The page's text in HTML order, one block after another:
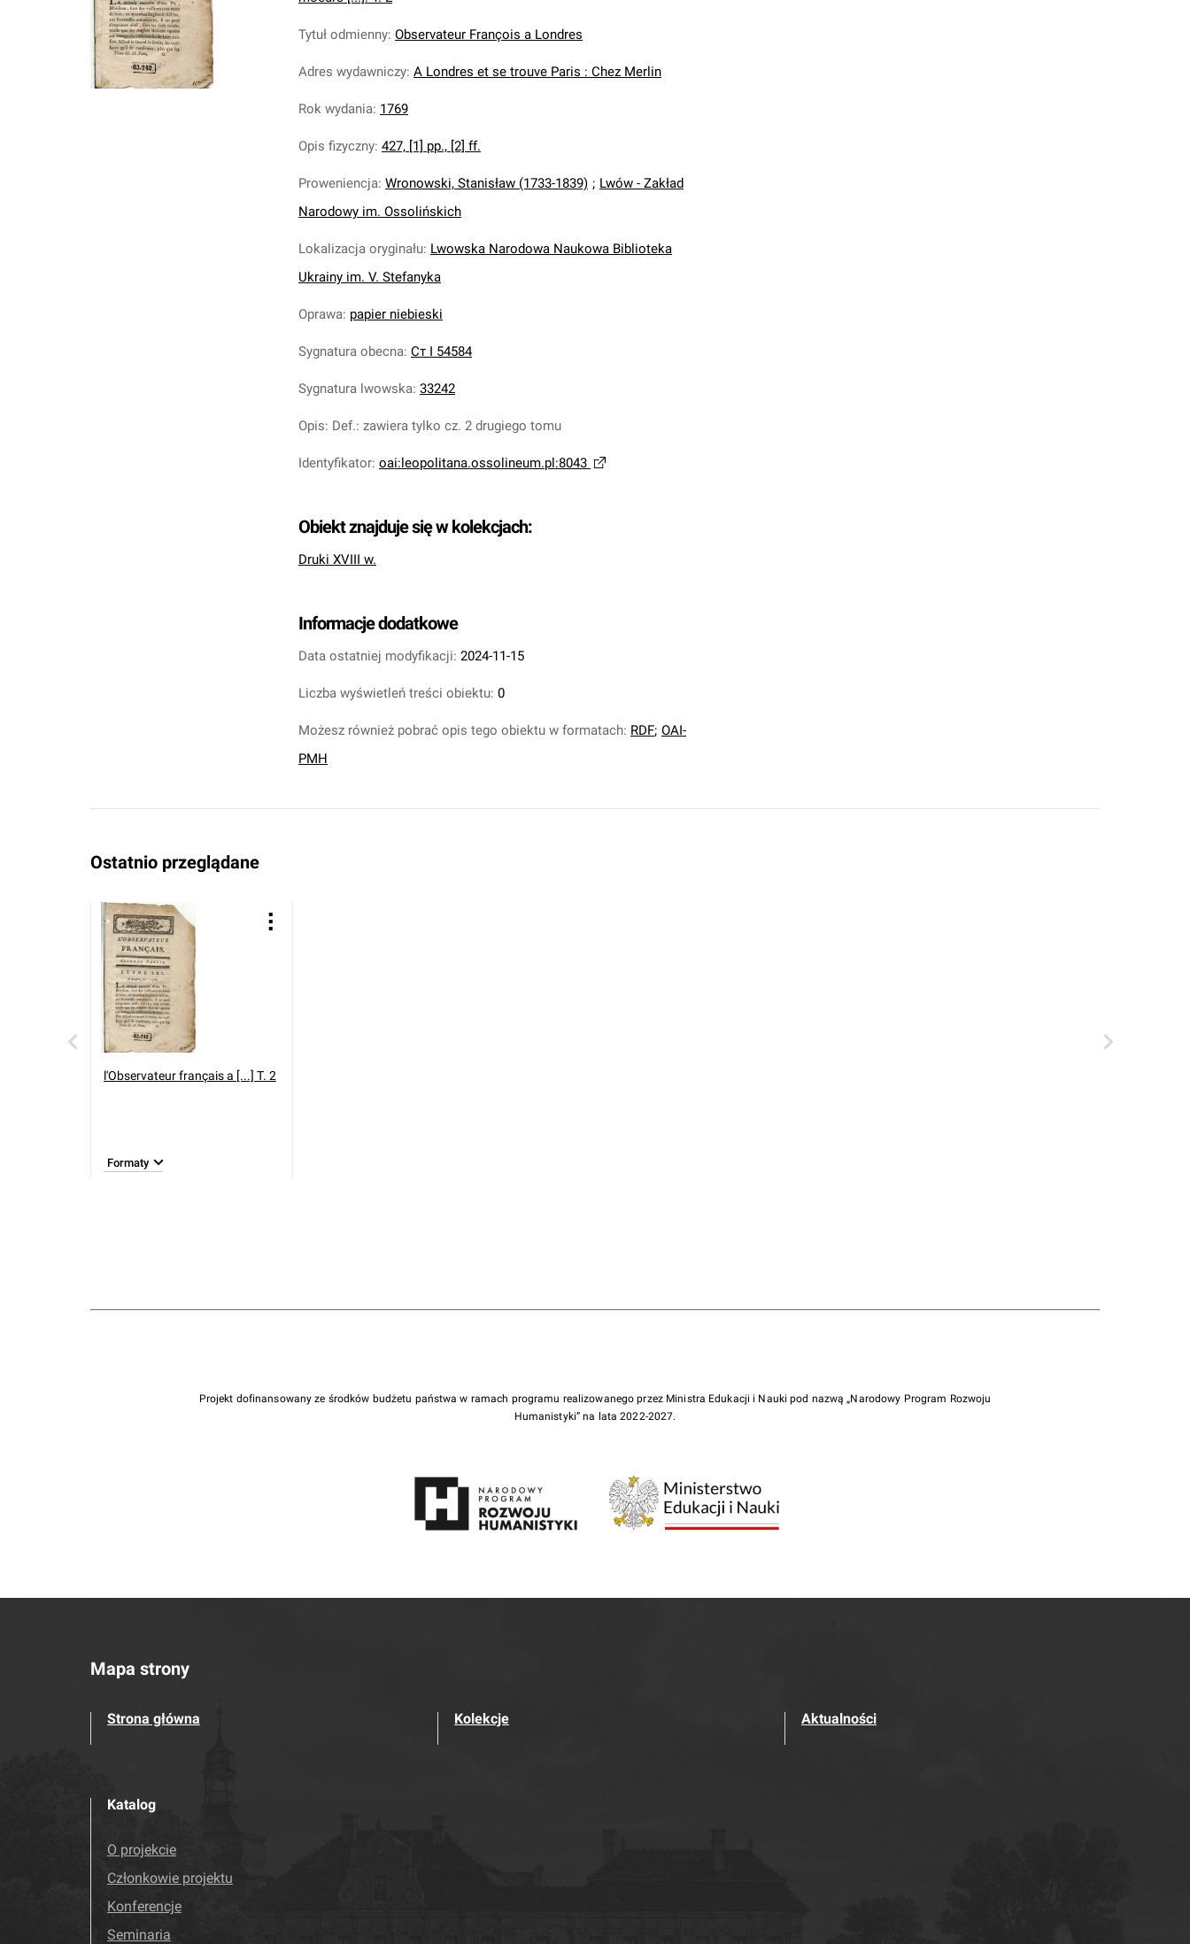
Tytuł odmienny: Observateur François a Londres
Adres wydawniczy: A Londres et se trouve Paris : Chez Merlin
Rok wydania: 1769
Opis fizyczny: 427, [1] pp., [2] ff.
Proweniencja: Wronowski, Stanisław (1733-1839) ; Lwów - Zakład
Narodowy im. Ossolińskich
Lokalizacja oryginału: Lwowska Narodowa Naukowa Biblioteka
Ukrainy im. V. Stefanyka
Oprawa: papier niebieski
Sygnatura obecna: Ст І 54584
Sygnatura lwowska: 33242
Opis: Def.: zawiera tylko cz. 2 drugiego tomu
Identyfikator: oai:leopolitana.ossolineum.pl:8043
Obiekt znajduje się w kolekcjach:
Druki XVIII w.
Informacje dodatkowe
Data ostatniej modyfikacji: 2024-11-15
Liczba wyświetleń treści obiektu: 0
Możesz również pobrać opis tego obiektu w formatach: RDF; OAI-
PMH
Ostatnio przeglądane
l'Observateur français a [...] T. 2
Formaty
Projekt dofinansowany ze środków budżetu państwa w ramach programu realizowanego przez Ministra Edukacji i Nauki pod nazwą „Narodowy Program Rozwoju
Humanistyki” na lata 2022-2027.
Mapa strony
Strona główna Kolekcje Aktualności
Katalog
O projekcie
Członkowie projektu
Konferencje
Seminaria